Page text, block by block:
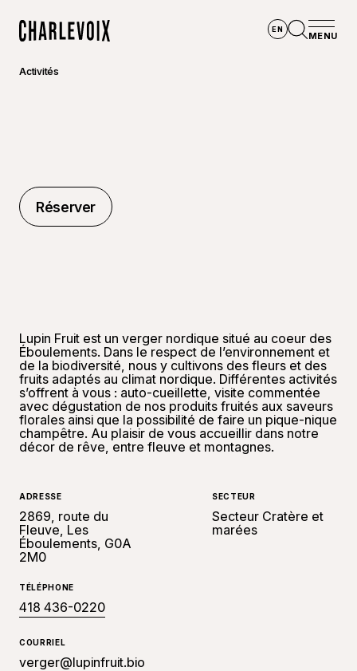
EN
MENU
Activités
Réserver
Réserver
Lupin Fruit est un verger nordique situé au coeur des
Éboulements. Dans le respect de l’environnement et
de la biodiversité, nous y cultivons des fleurs et des
fruits adaptés au climat nordique. Différentes activités
s’offrent à vous : auto-cueillette, visite commentée
avec dégustation de nos produits fruités aux saveurs
florales ainsi que la possibilité de faire un pique-nique
champêtre. Au plaisir de vous accueillir dans notre
décor de rêve, entre fleuve et montagnes.
ADRESSE
2869, route du
Fleuve, Les
Éboulements, G0A
2M0
SECTEUR
Secteur Cratère et
marées
TÉLÉPHONE
418 436-0220
COURRIEL
verger@lupinfruit.bio